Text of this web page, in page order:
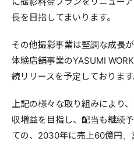
長を目指してまいります。
その他撮影事業は堅調な成長
体験店舗事業のYASUMI
続リリースを予定しております
上記の様々な取り組みにより
収増益を目指し、配当も継続
ての、2030年に売上60億円、